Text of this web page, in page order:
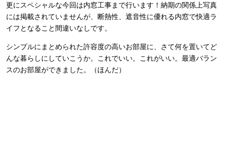
更にスペシャルな今回は内窓工事まで行います！納期の関係上写真
には掲載されていませんが、断熱性、遮音性に優れる内窓で快適ラ
イフとなること間違いなしです。
シンプルにまとめられた許容度の高いお部屋に、さて何を置いてど
んな暮らしにしていこうか。これでいい。これがいい。最適バラン
スのお部屋ができました。（ほんだ）